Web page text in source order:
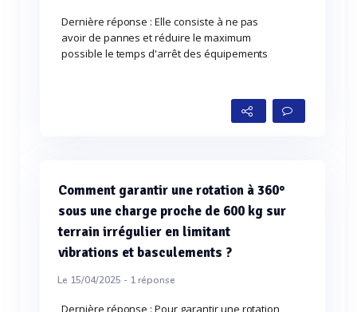
Dernière réponse : Elle consiste à ne pas
avoir de pannes et réduire le maximum
possible le temps d'arrêt des équipements
Comment garantir une rotation à 360°
sous une charge proche de 600 kg sur
terrain irrégulier en limitant
vibrations et basculements ?
Le 15/04/2025 - 1réponse
Dernière réponse : Pour garantir une rotation